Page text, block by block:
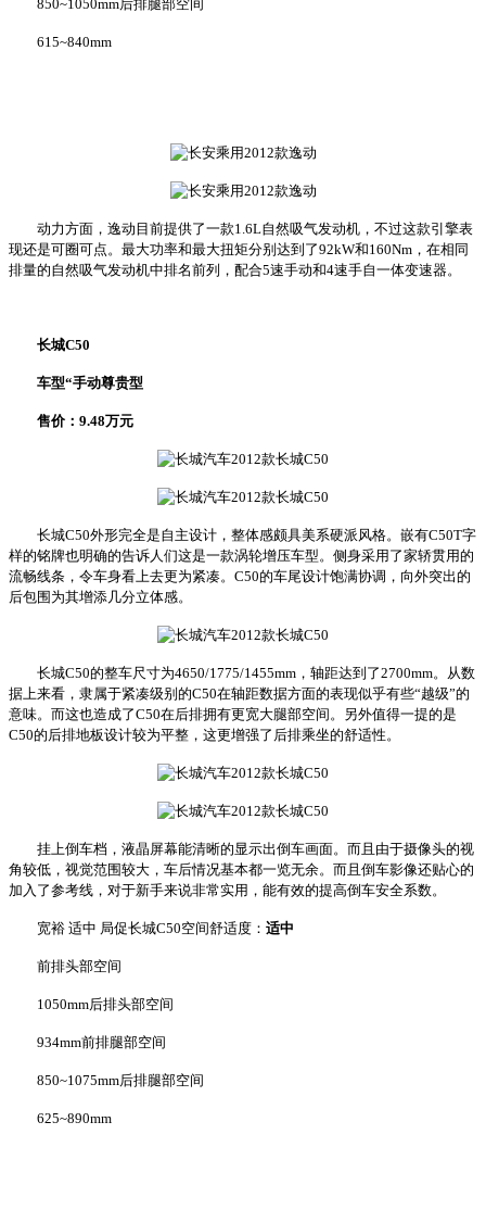
850~1050mm后排腿部空间
615~840mm
动力方面，逸动目前提供了一款1.6L自然吸气发动机，不过这款引擎表
现还是可圈可点。最大功率和最大扭矩分别达到了92kW和160Nm，在相同
排量的自然吸气发动机中排名前列，配合5速手动和4速手自一体变速器。
长城C50
车型“手动尊贵型
售价：9.48万元
长城C50外形完全是自主设计，整体感颇具美系硬派风格。嵌有C50T字
样的铭牌也明确的告诉人们这是一款涡轮增压车型。侧身采用了家轿贯用的
流畅线条，令车身看上去更为紧凑。C50的车尾设计饱满协调，向外突出的
后包围为其增添几分立体感。
长城C50的整车尺寸为4650/1775/1455mm，轴距达到了2700mm。从数
据上来看，隶属于紧凑级别的C50在轴距数据方面的表现似乎有些“越级”的
意味。而这也造成了C50在后排拥有更宽大腿部空间。另外值得一提的是
C50的后排地板设计较为平整，这更增强了后排乘坐的舒适性。
挂上倒车档，液晶屏幕能清晰的显示出倒车画面。而且由于摄像头的视
角较低，视觉范围较大，车后情况基本都一览无余。而且倒车影像还贴心的
加入了参考线，对于新手来说非常实用，能有效的提高倒车安全系数。
宽裕 适中 局促长城C50空间舒适度： 适中
前排头部空间
1050mm后排头部空间
934mm前排腿部空间
850~1075mm后排腿部空间
625~890mm